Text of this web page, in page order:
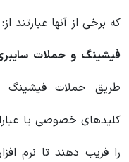
که برخی از آنها عبارتند از:
فیشینگ و حملات
طریق حملات فیشینگ
کلیدهای خصوصی یا
را فریب دهند تا نرم